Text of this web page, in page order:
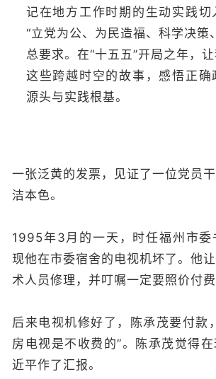
记在地方工作时期的生动实践切
“立党为公、为民造福、科学决策
总要求。在“十五五”开局之年，
这些跨越时空的故事，感悟正确
源头与实践根基。
一张泛黄的发票，见证了一位党员
洁本色。
1995年3月的一天，时任福州市委
现他在市委宿舍的电视机坏了。他
术人员修理，并叮嘱一定要照价付费
后来电视机修好了，陈承茂要付款
房电视是不收费的”。陈承茂觉得
近平作了汇报。